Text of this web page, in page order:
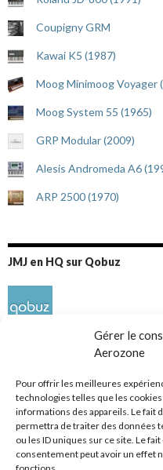
Gérer le
Aerozone
Pour offrir les meilleures
technologies telles que les
informations des appareils. Le fait
permettra de traiter des données
ou les ID uniques sur ce site. Le
consentement peut avoir un effet
Coupigny GRM
Kawai K5 (1987)
Moog Minimoog Voyager
Moog System 55 (1965)
GRP Modular (2009)
Alesis Andromeda A6
ARP 2500 (1970)
JMJ en HQ sur Qobuz
Réseaux sociaux